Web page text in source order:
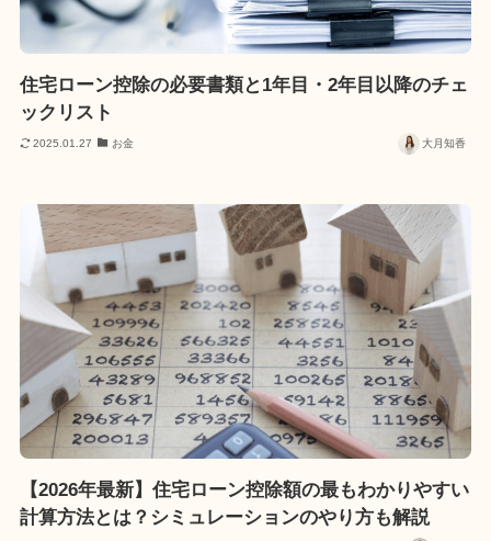
住宅ローン控除の必要書類と1年目・2年目以降のチェ
ックリスト
2025.01.27 お金 大月知香
【2026年最新】住宅ローン控除額の最もわかりやすい
計算方法とは？シミュレーションのやり方も解説